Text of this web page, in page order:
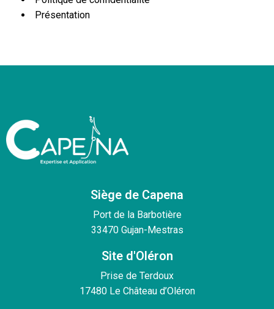
Présentation
Siège de Capena
Port de la Barbotière
33470 Gujan-Mestras
Site d'Oléron
Prise de Terdoux
17480 Le Château d’Oléron